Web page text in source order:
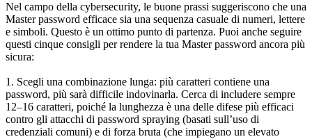
Nel campo della cybersecurity, le buone prassi suggeriscono che una
Master password efficace sia una sequenza casuale di numeri, lettere
e simboli. Questo è un ottimo punto di partenza. Puoi anche seguire
questi cinque consigli per rendere la tua Master password ancora più
sicura:
1. Scegli una combinazione lunga: più caratteri contiene una
password, più sarà difficile indovinarla. Cerca di includere sempre
12–16 caratteri, poiché la lunghezza è una delle difese più efficaci
contro gli attacchi di password spraying (basati sull’uso di
credenziali comuni) e di forza bruta (che impiegano un elevato